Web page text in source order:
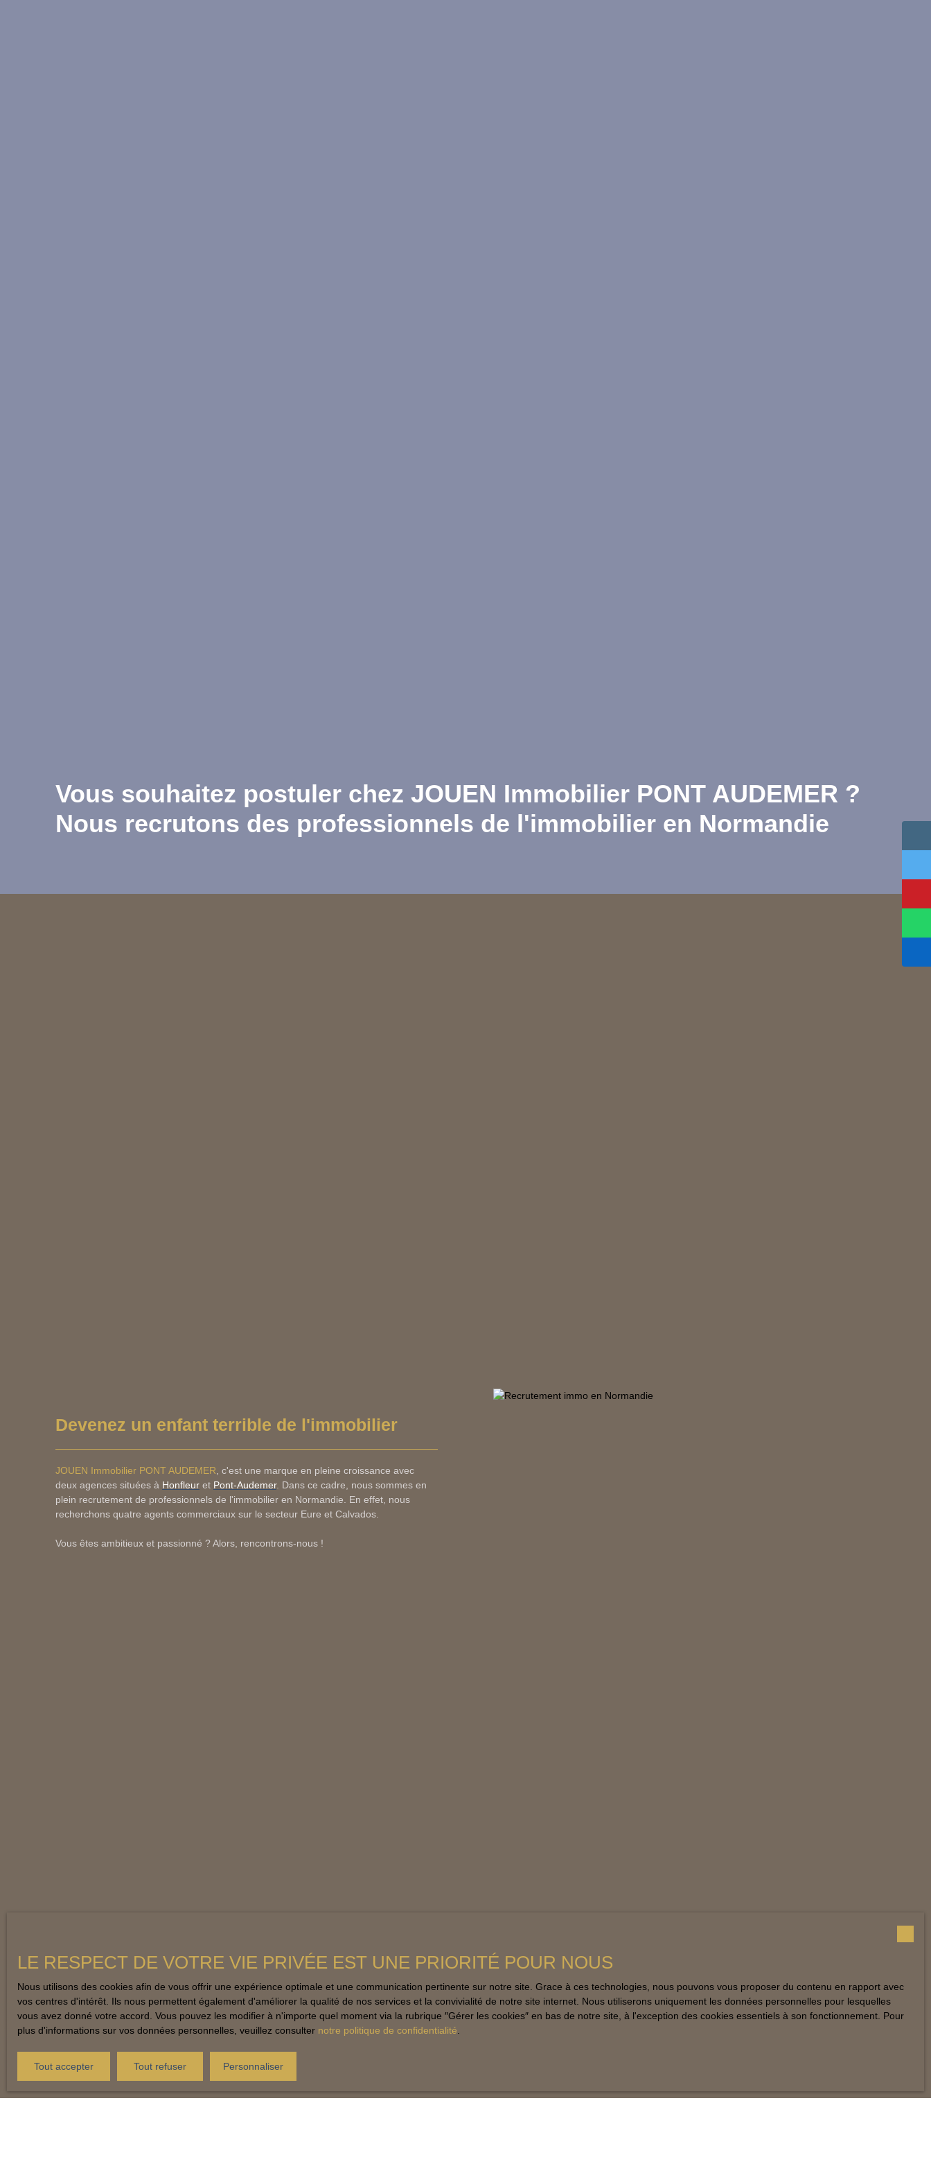
Vous souhaitez postuler chez JOUEN Immobilier PONT AUDEMER ?
Nous recrutons des professionnels de l'immobilier en Normandie
Devenez un enfant terrible de l'immobilier
JOUEN Immobilier PONT AUDEMER , c'est une marque en pleine croissance avec
deux agences situées à Honfleur et Pont-Audemer. Dans ce cadre, nous sommes en
plein recrutement de professionnels de l'immobilier en Normandie. En effet, nous
recherchons quatre agents commerciaux sur le secteur Eure et Calvados.
Vous êtes ambitieux et passionné ? Alors, rencontrons-nous !
LE RESPECT DE VOTRE VIE PRIVÉE EST UNE PRIORITÉ POUR NOUS
Nous utilisons des cookies afin de vous offrir une expérience optimale et une communication pertinente sur notre site. Grace à ces technologies, nous pouvons vous proposer du contenu en rapport avec
vos centres d'intérêt. Ils nous permettent également d'améliorer la qualité de nos services et la convivialité de notre site internet. Nous utiliserons uniquement les données personnelles pour lesquelles
vous avez donné votre accord. Vous pouvez les modifier à n'importe quel moment via la rubrique ″Gérer les cookies″ en bas de notre site, à l'exception des cookies essentiels à son fonctionnement. Pour
plus d'informations sur vos données personnelles, veuillez consulter notre politique de confidentialité
Tout accepter Tout refuser Personnaliser